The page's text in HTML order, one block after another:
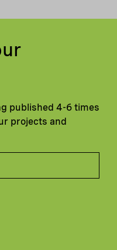
published 4-6 times
projects and